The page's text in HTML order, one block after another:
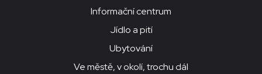
Informační centrum
Jídlo a pití
Ubytování
Ve městě, v okolí, trochu dál